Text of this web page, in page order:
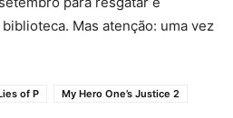
Mas atenção: uma vez
of P
My Hero One’s Justice 2